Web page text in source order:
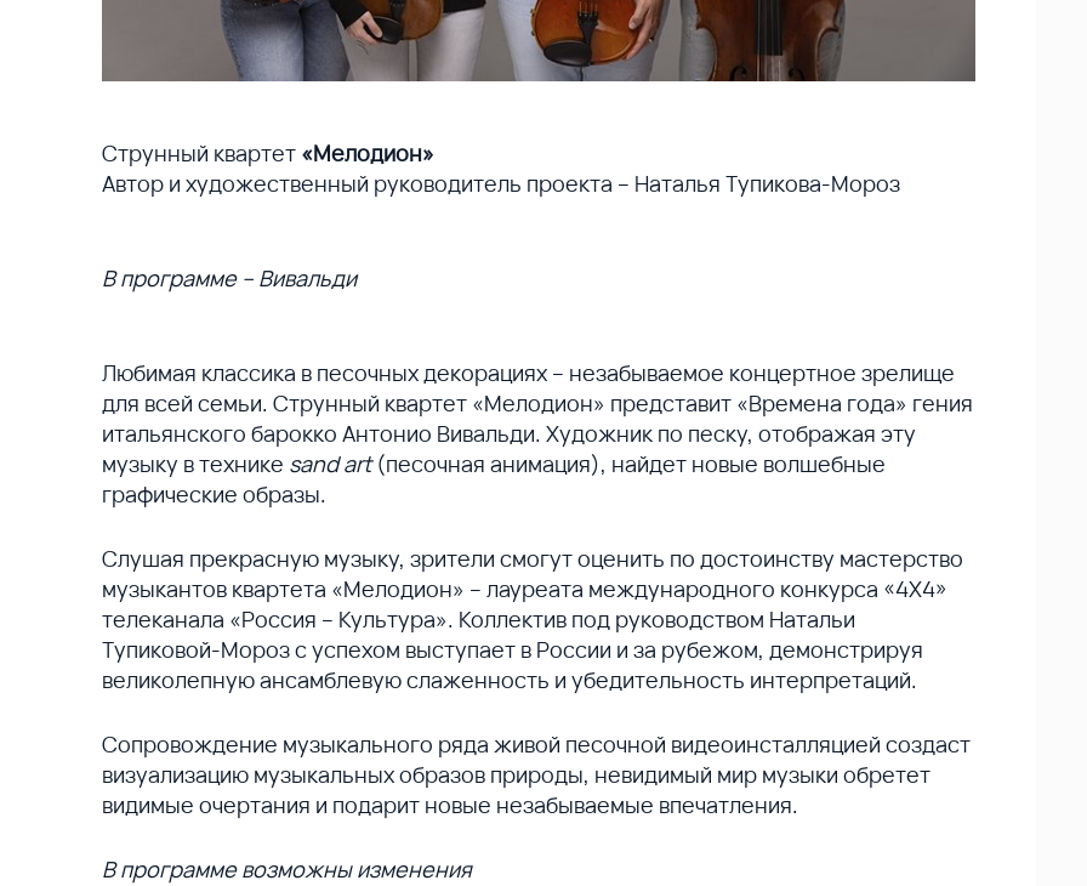
Струнный квартет «Мелодион»
Автор и художественный руководитель проекта – Наталья Тупикова-Мороз
В программе – Вивальди
Любимая классика в песочных декорациях – незабываемое концертное зрелище
для всей семьи. Струнный квартет «Мелодион» представит «Времена года» гения
итальянского барокко Антонио Вивальди. Художник по песку, отображая эту
музыку в технике sand art(песочная анимация), найдет новые волшебные
графические образы.
Слушая прекрасную музыку, зрители смогут оценить по достоинству мастерство
музыкантов квартета «Мелодион» – лауреата международного конкурса «4Х4»
телеканала «Россия – Культура». Коллектив под руководством Натальи
Тупиковой-Мороз с успехом выступает в России и за рубежом, демонстрируя
великолепную ансамблевую слаженность и убедительность интерпретаций.
Сопровождение музыкального ряда живой песочной видеоинсталляцией создаст
визуализацию музыкальных образов природы, невидимый мир музыки обретет
видимые очертания и подарит новые незабываемые впечатления.
В программе возможны изменения